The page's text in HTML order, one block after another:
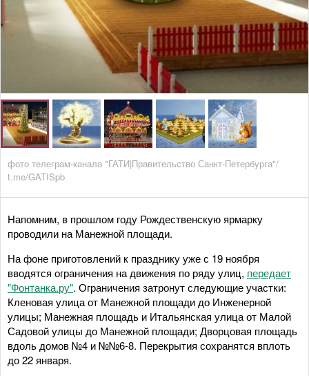
фото телеграм-канала "ГАТИ|Правительство Санкт-Петербурга"/
t.me/GATISpb
Напомним, в прошлом году Рождественскую ярмарку
проводили на Манежной площади.
На фоне приготовлений к празднику уже с 19 ноября
вводятся ограничения на движения по ряду улиц, передает
"Фонтанка.ру". Ограничения затронут следующие участки:
Кленовая улица от Манежной площади до Инженерной
улицы; Манежная площадь и Итальянская улица от Малой
Садовой улицы до Манежной площади; Дворцовая площадь
вдоль домов №4 и №№6-8. Перекрытия сохранятся вплоть
до 22 января.